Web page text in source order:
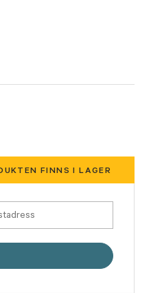
FINNS I LAGER